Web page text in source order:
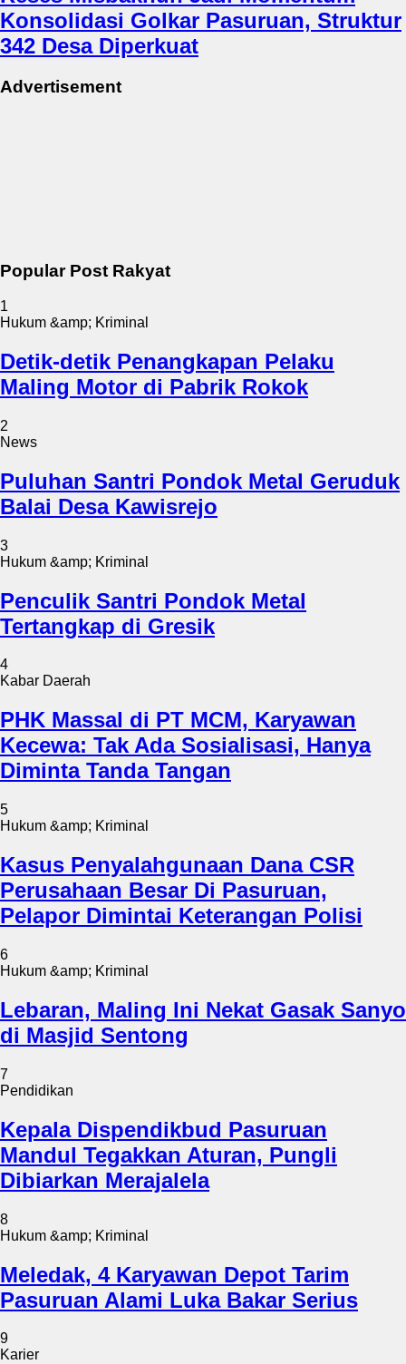
Konsolidasi Golkar Pasuruan, Struktur
342 Desa Diperkuat
Advertisement
Popular Post Rakyat
1
Hukum &amp; Kriminal
Detik-detik Penangkapan Pelaku
Maling Motor di Pabrik Rokok
2
News
Puluhan Santri Pondok Metal Geruduk
Balai Desa Kawisrejo
3
Hukum &amp; Kriminal
Penculik Santri Pondok Metal
Tertangkap di Gresik
4
Kabar Daerah
PHK Massal di PT MCM, Karyawan
Kecewa: Tak Ada Sosialisasi, Hanya
Diminta Tanda Tangan
5
Hukum &amp; Kriminal
Kasus Penyalahgunaan Dana CSR
Perusahaan Besar Di Pasuruan,
Pelapor Dimintai Keterangan Polisi
6
Hukum &amp; Kriminal
Lebaran, Maling Ini Nekat Gasak Sanyo
di Masjid Sentong
7
Pendidikan
Kepala Dispendikbud Pasuruan
Mandul Tegakkan Aturan, Pungli
Dibiarkan Merajalela
8
Hukum &amp; Kriminal
Meledak, 4 Karyawan Depot Tarim
Pasuruan Alami Luka Bakar Serius
9
Karier